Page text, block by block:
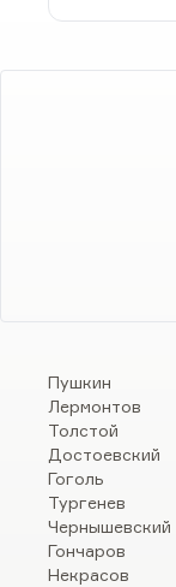
Пушкин
Лермонтов
Толстой
Достоевский
Гоголь
Тургенев
Чернышевский
Гончаров
Некрасов